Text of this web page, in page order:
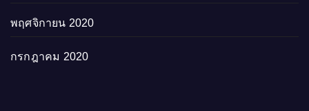
พฤศจิกายน 2020
กรกฎาคม 2020